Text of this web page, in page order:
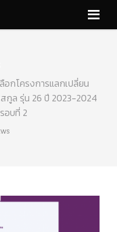
กโครงการแลกเปลี่ยน
สกูล รุ่น 26 ปี 2023-2024
อบที่ 2